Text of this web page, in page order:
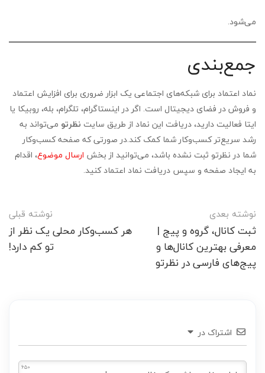
می‌شود.
جمع‌بندی
نماد اعتماد برای شبکه‌های اجتماعی یک ابزار ضروری برای افزایش اعتماد
و فروش در فضای دیجیتال است. اگر در اینستاگرام، تلگرام، بله، روبیکا یا
ایتا فعالیت دارید، دریافت این نماد از طریق سایت نظرتو می‌تواند به
رشد سریع‌تر کسب‌وکار شما کمک کند.در صورتی که صفحه کسب‌وکار
شما در نظرتو ثبت نشده باشد، می‌توانید از بخش ارسال موضوع، اقدام
به ایجاد صفحه و سپس دریافت نماد اعتماد کنید.
ناوبری
پست
نوشته قبلی
هر کسب‌وکار محلی یک نظر از
تو کم دارد!
نوشته بعدی
ثبت کانال، گروه و پیج |
معرفی بهترین کانال‌ها و
پیج‌های فارسی در نظرتو
اشتراک در
650